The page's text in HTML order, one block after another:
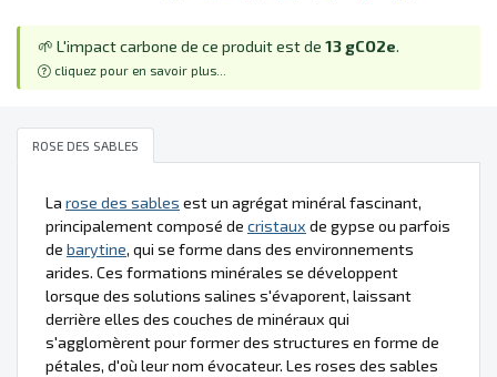
🌱 L'impact carbone de ce produit est de 13 gCO2e.
cliquez pour en savoir plus...
ROSE DES SABLES
La rose des sables est un agrégat minéral fascinant,
principalement composé de cristaux de gypse ou parfois
de barytine, qui se forme dans des environnements
arides. Ces formations minérales se développent
lorsque des solutions salines s'évaporent, laissant
derrière elles des couches de minéraux qui
s'agglomèrent pour former des structures en forme de
pétales, d'où leur nom évocateur. Les roses des sables